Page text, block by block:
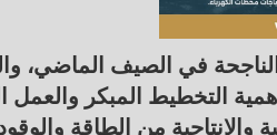
التخطيط المبكر والعمل
والإنتاجية من الطاقة